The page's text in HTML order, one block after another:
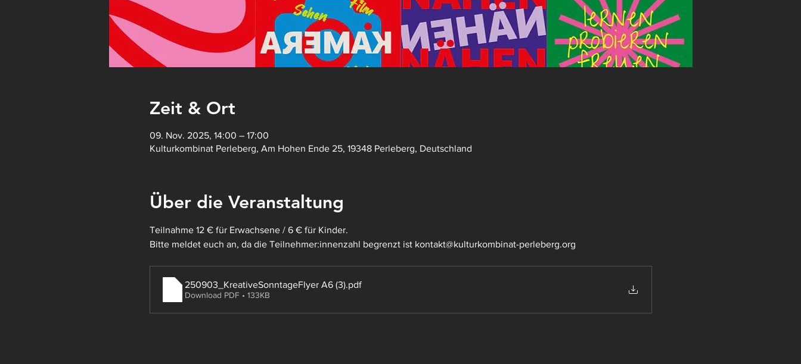
Zeit & Ort
09. Nov. 2025, 14:00 – 17:00
Kulturkombinat Perleberg, Am Hohen Ende 25, 19348 Perleberg, Deutschland
Über die Veranstaltung
Teilnahme 12 € für Erwachsene / 6 € für Kinder.
Bitte meldet euch an, da die Teilnehmer:innenzahl begrenzt ist kontakt@kulturkombinat-perleberg.org
250903_KreativeSonntageFlyer A6 (3).pdf
Download PDF • 133KB